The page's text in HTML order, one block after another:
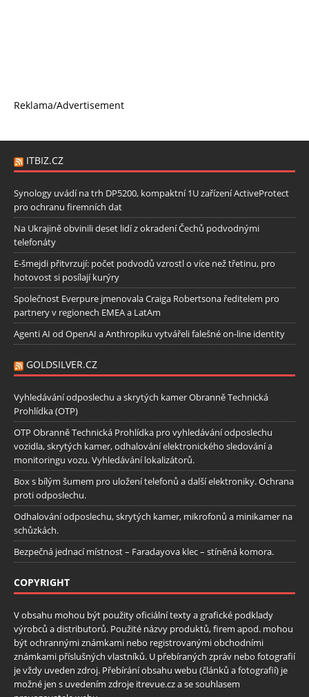
Reklama/Advertisement
ITBIZ.CZ
Synology uvádí na trh DP5200, kompaktní 1U zařízení ActiveProtect
pro ochranu firemních dat
Na Ukrajině obvinili deset lidí z okradení Čechů podvodnými
telefonáty
E-šmejdi přitvrzují: počet podvodů vzrostl o více než třetinu, pro
hotovost si posílají kurýry
Společnost Everpure jmenovala Craiga Robertsona ředitelem pro
partnery v regionech EMEA a LatAm
Agenti AI od OpenAI a Anthropiku vytvářeli falešné on-line identity
GOLDSILVER.CZ
Vyhledávání odposlechu a skrytých kamer Obranně Technická
Prohlídka (OTP)
OTP Obranně Technická Prohlídka pro vyhledávání odposlechu
vozidla, skrytých kamer, odhalování elektronického sledování a
monitoringu vozu. Vyhledávání lokalizátorů.
Box s bílým šumem pro uložení telefonů a další elektroniky. Ochrana
proti odposlechu.
Odhalování odposlechu, skrytých kamer, mikrofonů a minikamer na
schůzkách.
Bezpečná jednací místnost – Faradayova klec – stíněná komora.
COPYRIGHT
V obsahu mohou být použity oficiální texty a grafické podklady
výrobců a distributorů. Použité názvy produktů, firem apod. mohou
být ochrannými známkami nebo registrovanými obchodními
známkami příslušných vlastníků. U přebíraných zpráv nebo fotografií
je vždy uveden zdroj. Přebírání obsahu webu (článků a fotografií) je
možné jen s uvedením zdroje itrevue.cz a se souhlasem